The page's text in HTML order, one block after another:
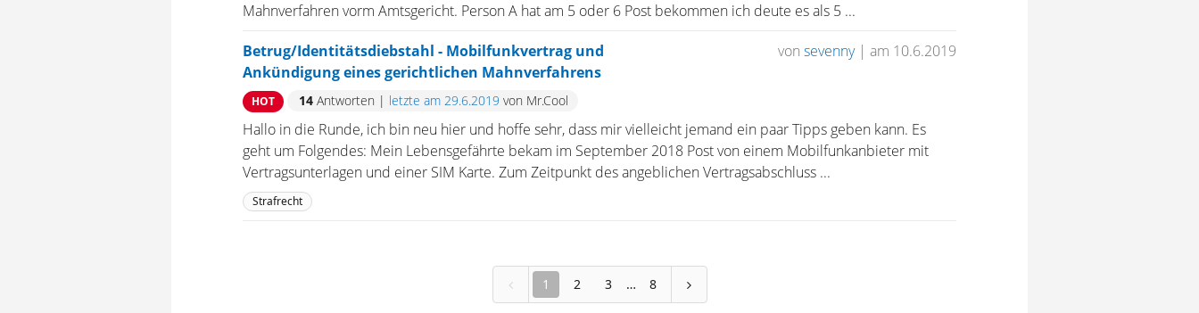
Mahnverfahren vorm Amtsgericht. Person A hat am 5 oder 6 Post bekommen ich deute es als 5 ...
Betrug/Identitätsdiebstahl - Mobilfunkvertrag und
Ankündigung eines gerichtlichen Mahnverfahrens
von sevenny | am 10.6.2019
HOT 14 Antworten | letzte am 29.6.2019 von Mr.Cool
Hallo in die Runde, ich bin neu hier und hoffe sehr, dass mir vielleicht jemand ein paar Tipps geben kann. Es
geht um Folgendes: Mein Lebensgefährte bekam im September 2018 Post von einem Mobilfunkanbieter mit
Vertragsunterlagen und einer SIM Karte. Zum Zeitpunkt des angeblichen Vertragsabschluss ...
Strafrecht
1 2 3 8